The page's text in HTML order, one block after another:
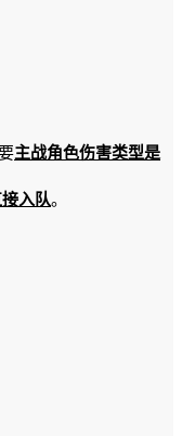
主战角色伤害类型是
入队。